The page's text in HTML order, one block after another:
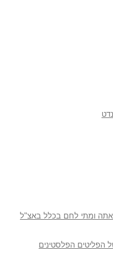
ומתי לחם בכלל באצ"ל
הפליטים הפלסטינים